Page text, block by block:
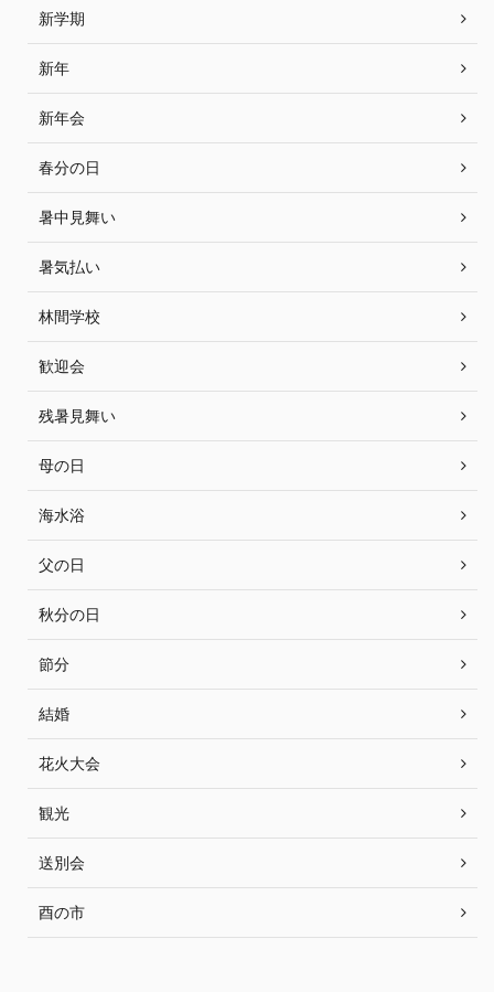
新学期
新年
新年会
春分の日
暑中見舞い
暑気払い
林間学校
歓迎会
残暑見舞い
母の日
海水浴
父の日
秋分の日
節分
結婚
花火大会
観光
送別会
酉の市